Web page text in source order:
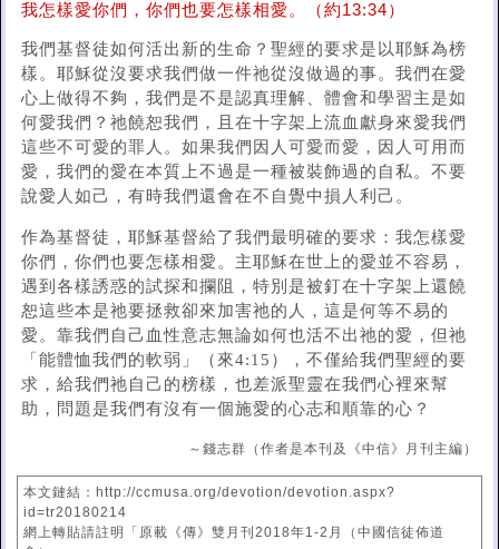
我怎樣愛你們，你們也要怎樣相愛。（約13:34）
我們基督徒如何活出新的生命？聖經的要求是以耶穌為榜
樣。耶穌從沒要求我們做一件祂從沒做過的事。我們在愛
心上做得不夠，我們是不是認真理解、體會和學習主是如
何愛我們？祂饒恕我們，且在十字架上流血獻身來愛我們
這些不可愛的罪人。如果我們因人可愛而愛，因人可用而
愛，我們的愛在本質上不過是一種被裝飾過的自私。不要
說愛人如己，有時我們還會在不自覺中損人利己。
作為基督徒，耶穌基督給了我們最明確的要求：我怎樣愛
你們，你們也要怎樣相愛。主耶穌在世上的愛並不容易，
遇到各樣誘惑的試探和攔阻，特別是被釘在十字架上還饒
恕這些本是祂要拯救卻來加害祂的人，這是何等不易的
愛。靠我們自己血性意志無論如何也活不出祂的愛，但祂
「能體恤我們的軟弱」（來4:15），不僅給我們聖經的要
求，給我們祂自己的榜樣，也差派聖靈在我們心裡來幫
助，問題是我們有沒有一個施愛的心志和順靠的心？
～錢志群（作者是本刊及《中信》月刊主編）
本文鏈結：http://ccmusa.org/devotion/devotion.aspx?
id=tr20180214
網上轉貼請註明「原載《傳》雙月刊2018年1-2月（中國信徒佈道